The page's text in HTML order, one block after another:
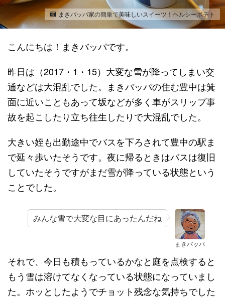
まきバッパ家の簡単で美味しいスイーツ！ヘルシーポテト
こんにちは！まきバッパです。
昨日は（2017・1・15）大変な雪が降ってしまい交
通などは大混乱でした。まきバッパの住む豊中は箕
面に近いこともあって坂などが多く車がスリップ事
故を起こしたり立ち往生したりで大混乱でした。
大きい姪も出勤途中でバスを下ろされて豊中の駅ま
で延々歩いたそうです。夜に帰るときはバスは復旧
していたそうですがまだ雪が降っている状態という
ことでした。
まきバッパ
みんな雪で大変な目にあったんだね
それで、今日も積もっているかなと庭を点検すると
もう雪は溶けてなくなっている状態になっていまし
た。ホッとしたようでチョット残念な気持ちでした